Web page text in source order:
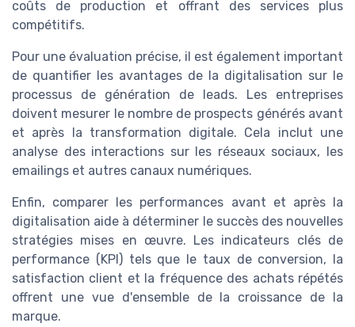
coûts de production et offrant des services plus
compétitifs.
Pour une évaluation précise, il est également important
de quantifier les avantages de la digitalisation sur le
processus de génération de leads. Les entreprises
doivent mesurer le nombre de prospects générés avant
et après la transformation digitale. Cela inclut une
analyse des interactions sur les réseaux sociaux, les
emailings et autres canaux numériques.
Enfin, comparer les performances avant et après la
digitalisation aide à déterminer le succès des nouvelles
stratégies mises en œuvre. Les indicateurs clés de
performance (KPI) tels que le taux de conversion, la
satisfaction client et la fréquence des achats répétés
offrent une vue d'ensemble de la croissance de la
marque.